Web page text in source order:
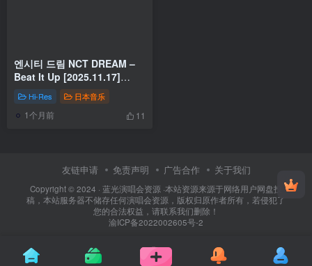
엔시티 드림 NCT DREAM –
Beat It Up [2025.11.17]
[24Bit/96kHz] [Hi-Res Flac
417MB]
Hi-Res 日本音乐
1个月前 11
友链申请 免责声明 广告合作 关于我们
Copyright © 2024 · 蓝光演唱会资源 ·本站资源来源于网络用户网盘投
稿，本站服务器不储存任何演唱会资源，版权归原作者所有，若侵犯了
您的合法权益，请联系我们删除！
渝ICP备2022002605号-2